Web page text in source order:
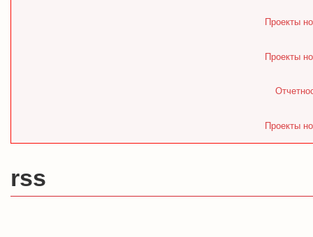
Проекты
Проекты
Проекты
rss